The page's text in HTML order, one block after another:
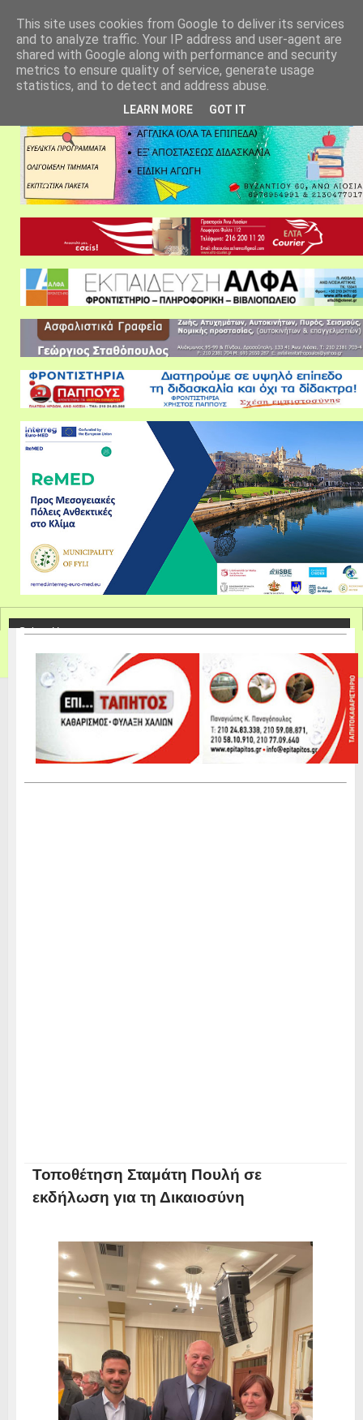
Τοποθέτηση Σταμάτη Πουλή σε
εκδήλωση για τη Δικαιοσύνη
This site uses cookies from Google to deliver its services
and to analyze traffic. Your IP address and user-agent are
shared with Google along with performance and security
metrics to ensure quality of service, generate usage
statistics, and to detect and address abuse.
LEARN MORE GOT IT